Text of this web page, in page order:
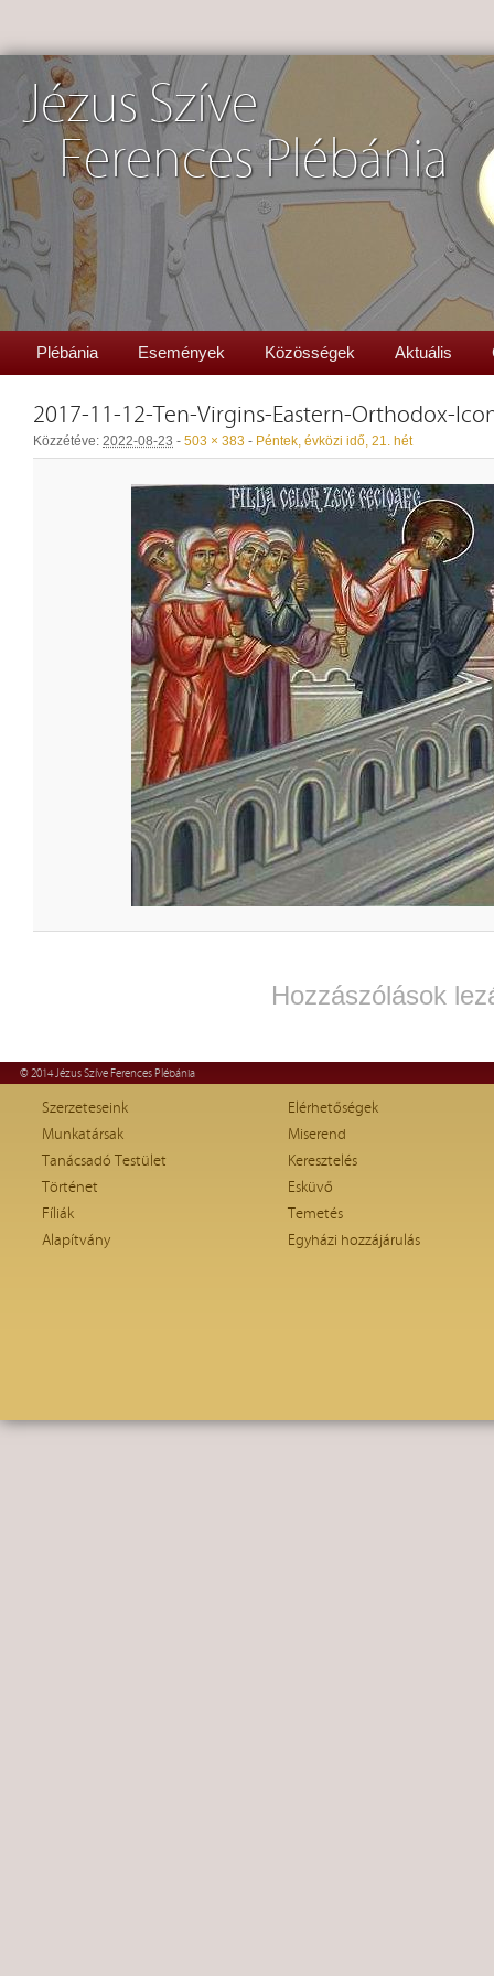
Jézus Szíve
Ferences Plébánia
Plébánia Események Közösségek Aktuális
2017-11-12-Ten-Virgins-Eastern-Orthodox-
Közzétéve: 2022-08-23 - 503 × 383 - Péntek, évközi idő, 21. hét
Hozzászólások
© 2014 Jézus Szíve Ferences Plébánia
Szerzeteseink
Munkatársak
Tanácsadó Testület
Történet
Fíliák
Alapítvány
Elérhetőségek
Miserend
Keresztelés
Esküvő
Temetés
Egyházi hozzájárulás